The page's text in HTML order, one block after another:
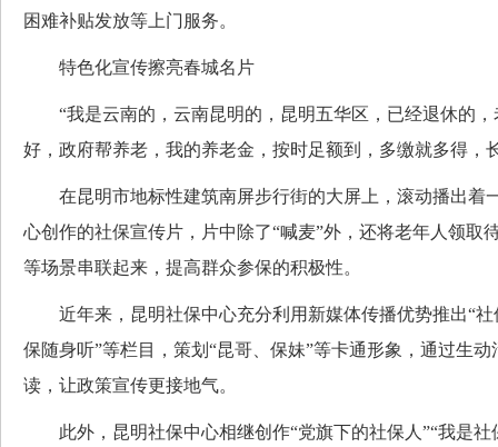
困难补贴发放等上门服务。
特色化宣传擦亮春城名片
“我是云南的，云南昆明的，昆明五华区，已经退休的，
好，政府帮养老，我的养老金，按时足额到，多缴就多得
在昆明市地标性建筑南屏步行街的大屏上，滚动播出着
心创作的社保宣传片，片中除了“喊麦”外，还将老年人领取
等场景串联起来，提高群众参保的积极性。
近年来，昆明社保中心充分利用新媒体传播优势推出“社
保随身听”等栏目，策划“昆哥、保妹”等卡通形象，通过生
读，让政策宣传更接地气。
此外，昆明社保中心相继创作“党旗下的社保人”“我是社